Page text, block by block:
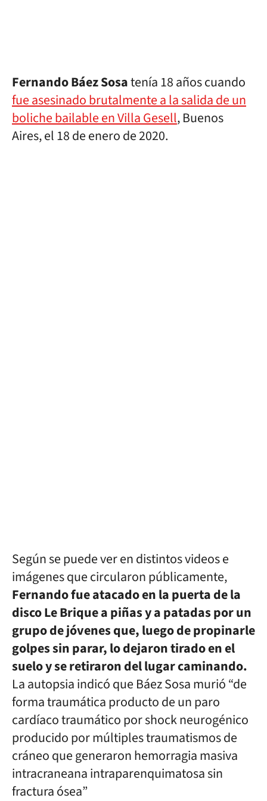
Fernando Báez Sosatenía 18 años cuando
fue asesinado brutalmente a la salida de un
boliche bailable en Villa Gesell, Buenos
Aires, el 18 de enero de 2020.
Según se puede ver en distintos videos e
imágenes que circularon públicamente,
Fernando fue atacado en la puerta de la
disco Le Brique a piñas y a patadas por un
grupo de jóvenes que, luego de propinarle
golpes sin parar, lo dejaron tirado en el
suelo y se retiraron del lugar caminando.
La autopsia indicó que Báez Sosa murió “de
forma traumática producto de un paro
cardíaco traumático por shock neurogénico
producido por múltiples traumatismos de
cráneo que generaron hemorragia masiva
intracraneana intraparenquimatosa sin
fractura ósea”